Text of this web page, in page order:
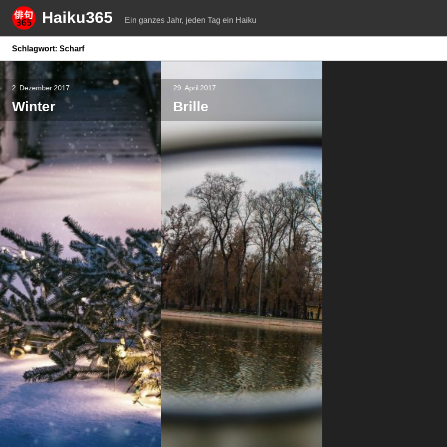
Springe
zum
Inhalt
Haiku365 Ein ganzes Jahr, jeden Tag ein Haiku
Schlagwort: Scharf
2. Dezember 2017
Winter
29. April 2017
Brille